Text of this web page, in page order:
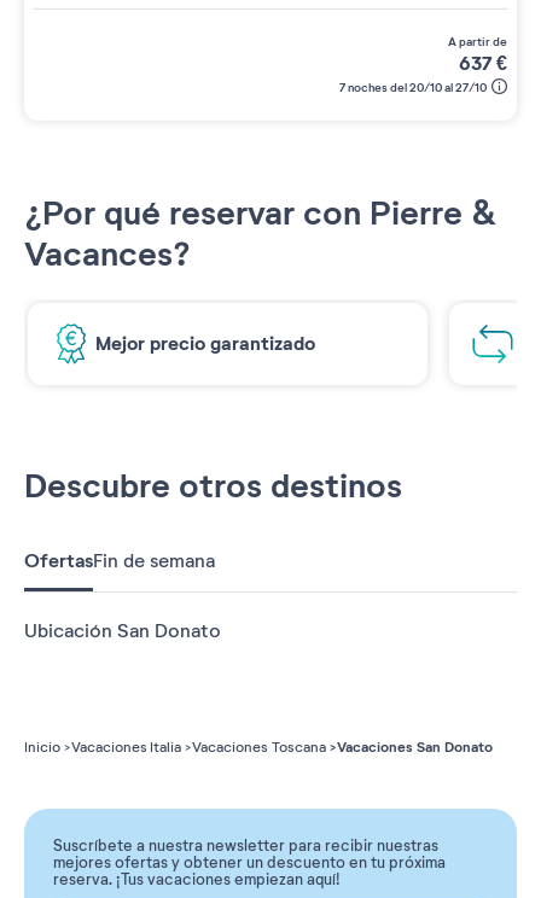
a partir de
637€
7 noches del 20/10 al 27/10
¿Por qué reservar con Pierre &
Vacances?
Mejor precio garantizado
Descubre otros destinos
OfertasFin de semana
Ubicación San Donato
Inicio Vacaciones Italia Vacaciones Toscana Vacaciones San Donato
Suscríbete a nuestra newsletter para recibir nuestras
mejores ofertas y obtener un descuento en tu próxima
reserva. ¡Tus vacaciones empiezan aquí!